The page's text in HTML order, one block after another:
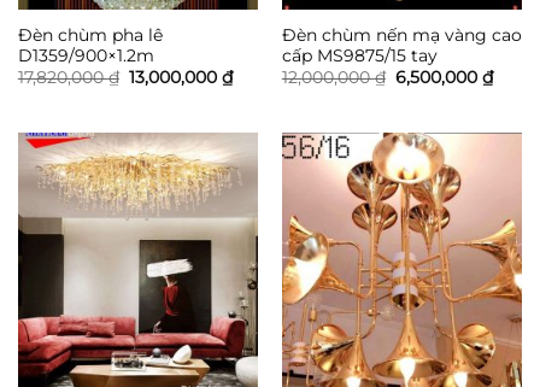
Đèn chùm pha lê
D1359/900×1.2m
17,820,000₫ Giá
gốc
13,000,000 ₫Giá
hiện
13,000,000 ₫.
Đèn chùm nến mạ vàng cao
cấp MS9875/15 tay
12,000,000₫ Giá
gốc
6,500,000 ₫Giá
hiện